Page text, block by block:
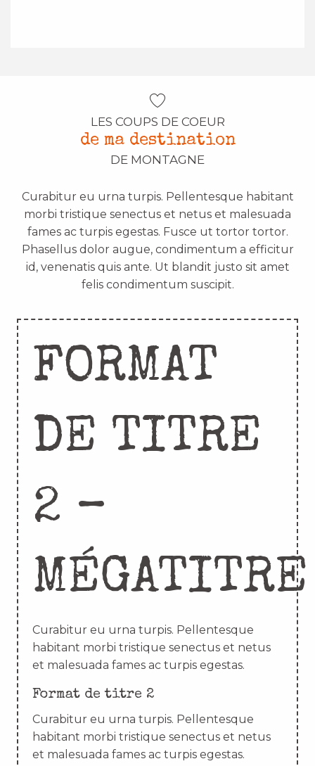
LES COUPS DE COEUR
de ma destination
DE MONTAGNE
Curabitur eu urna turpis. Pellentesque habitant
morbi tristique senectus et netus et malesuada
fames ac turpis egestas. Fusce ut tortor tortor.
Phasellus dolor augue, condimentum a efficitur
id, venenatis quis ante. Ut blandit justo sit amet
felis condimentum suscipit.
FORMAT
DE TITRE
2 –
MÉGATITRE
Curabitur eu urna turpis. Pellentesque
habitant morbi tristique senectus et netus
et malesuada fames ac turpis egestas.
Format de titre 2
Curabitur eu urna turpis. Pellentesque
habitant morbi tristique senectus et netus
et malesuada fames ac turpis egestas.